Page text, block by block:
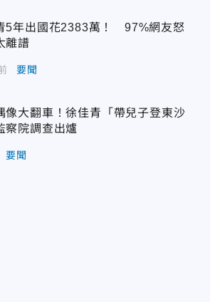
5年出國花2383萬！ 97%網友怒
離譜
要聞
像大翻車！徐佳青「帶兒子登東沙
察院調查出爐
要聞